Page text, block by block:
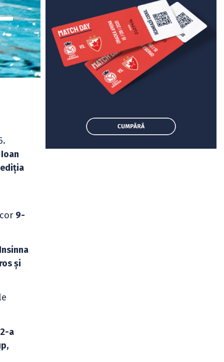
9-
și
a